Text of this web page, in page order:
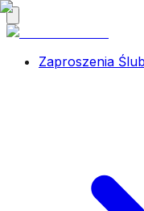
Zaproszenia